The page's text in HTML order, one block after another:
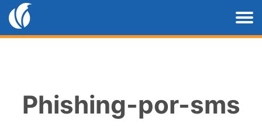
Phishing-por-sms